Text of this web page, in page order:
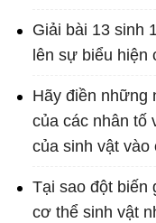
Giải bài 13 sinh
lên sự biểu hiện
Hãy điền những
của các nhân tố
của sinh vật vào
Tại sao đột biến
cơ thể sinh vật